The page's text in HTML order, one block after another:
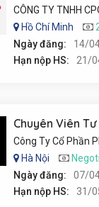
CÔNG TY TNHH
Hồ Chí Minh
Ngày đăng:
14/
Hạn nộp HS:
21/
Chuyên Viên
Công Ty Cổ Phần
Hà Nội
Ngày đăng:
07/
Hạn nộp HS:
31/